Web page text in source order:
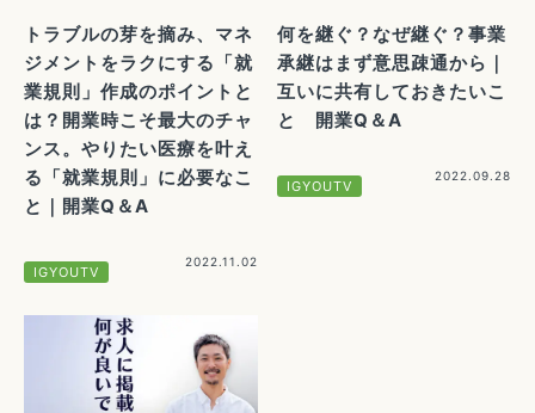
トラブルの芽を摘み、マネ
ジメントをラクにする「就
業規則」作成のポイントと
は？開業時こそ最大のチャ
ンス。やりたい医療を叶え
る「就業規則」に必要なこ
と｜開業Q＆A
IGYOUTV
2022.11.02
何を継ぐ？なぜ継ぐ？事業
承継はまず意思疎通から｜
互いに共有しておきたいこ
と 開業Q＆A
IGYOUTV
2022.09.28